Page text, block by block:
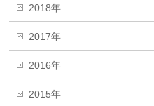
2018年
2017年
2016年
2015年